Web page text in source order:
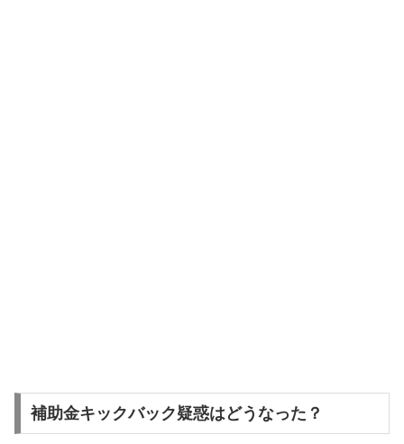
補助金キックバック疑惑はどうなった？